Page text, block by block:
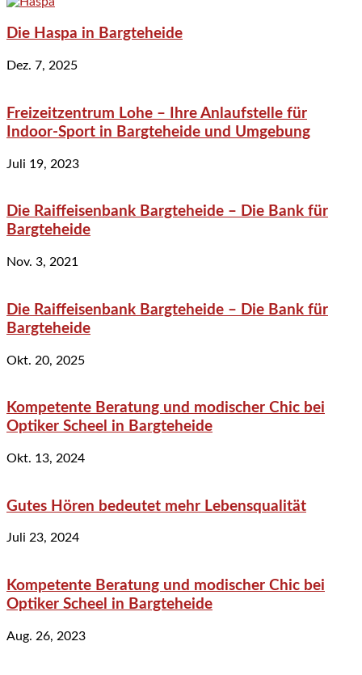
Die Haspa in Bargteheide
Dez. 7, 2025
Freizeitzentrum Lohe – Ihre Anlaufstelle für
Indoor-Sport in Bargteheide und Umgebung
Juli 19, 2023
Die Raiffeisenbank Bargteheide – Die Bank für
Bargteheide
Nov. 3, 2021
Die Raiffeisenbank Bargteheide – Die Bank für
Bargteheide
Okt. 20, 2025
Kompetente Beratung und modischer Chic bei
Optiker Scheel in Bargteheide
Okt. 13, 2024
Gutes Hören bedeutet mehr Lebensqualität
Juli 23, 2024
Kompetente Beratung und modischer Chic bei
Optiker Scheel in Bargteheide
Aug. 26, 2023